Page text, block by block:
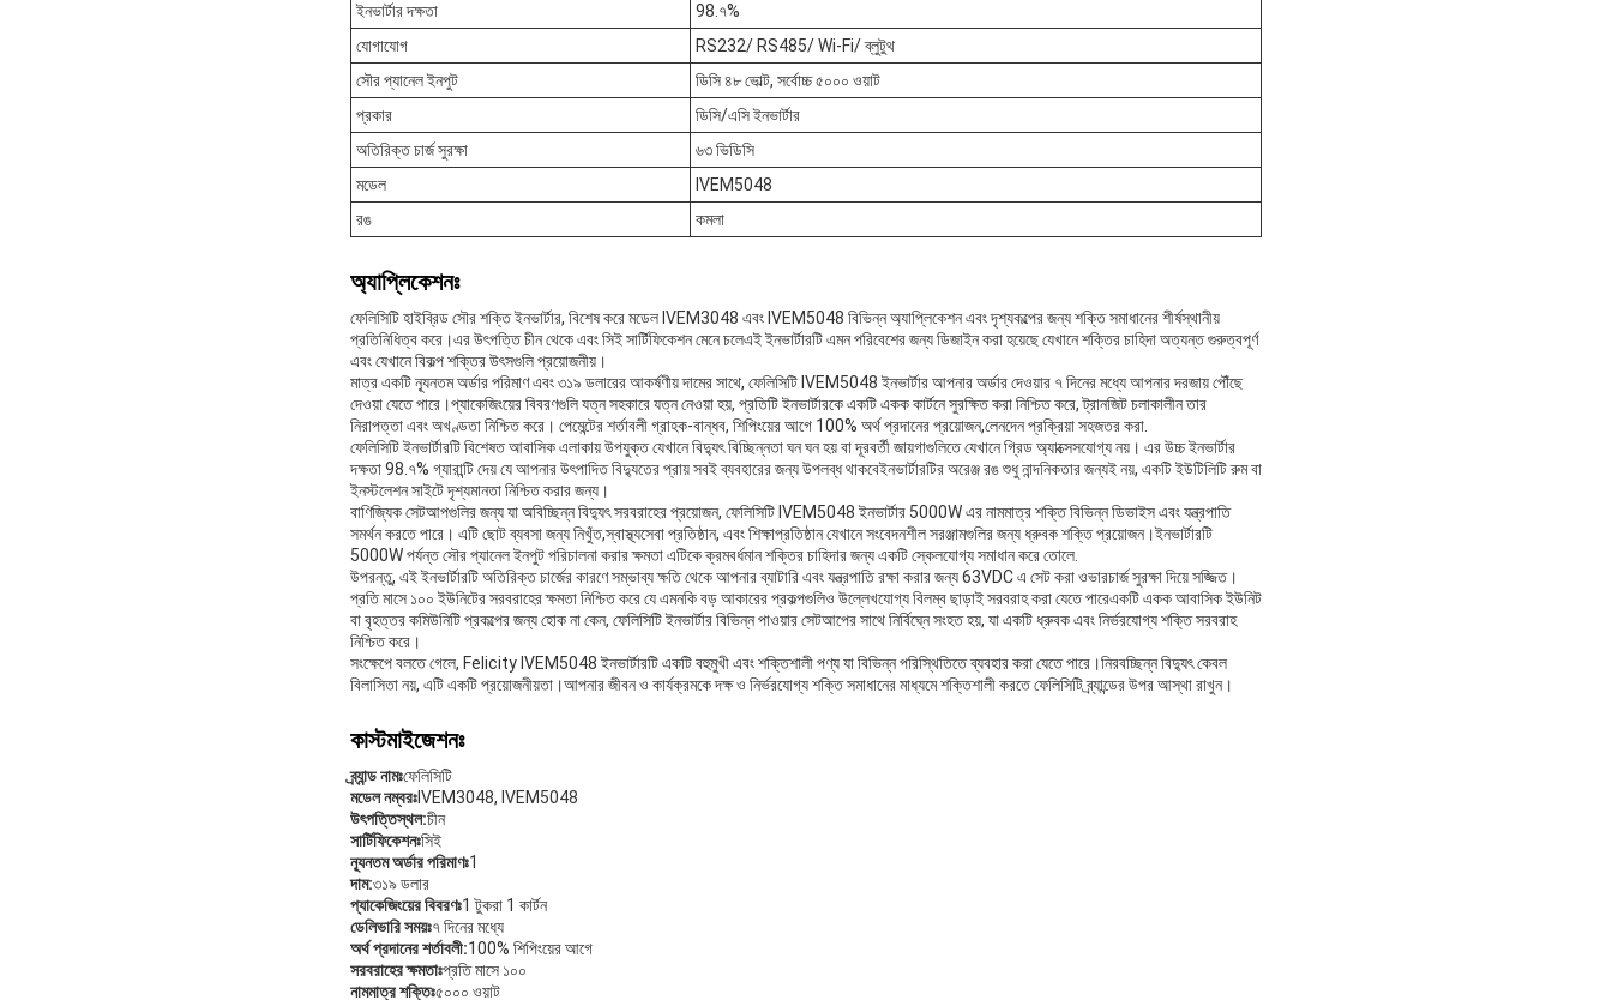
ইনভার্টার দক্ষতা
98.৭%
যোগাযোগ
RS232/ RS485/ Wi-Fi/ ব্লুটুথ
সৌর প্যানেল ইনপুট
ডিসি ৪৮ ভোল্ট, সর্বোচ্চ ৫০০০ ওয়াট
প্রকার
ডিসি/এসি ইনভার্টার
অতিরিক্ত চার্জ সুরক্ষা
৬৩ ভিডিসি
মডেল
IVEM5048
রঙ
কমলা
অ্যাপ্লিকেশনঃ
ফেলিসিটি হাইব্রিড সৌর শক্তি ইনভার্টার, বিশেষ করে মডেল IVEM3048 এবং IVEM5048 বিভিন্ন অ্যাপ্লিকেশন এবং দৃশ্যকল্পের জন্য শক্তি সমাধানের শীর্ষস্থানীয়
প্রতিনিধিত্ব করে।এর উৎপত্তি চীন থেকে এবং সিই সার্টিফিকেশন মেনে চলেএই ইনভার্টারটি এমন পরিবেশের জন্য ডিজাইন করা হয়েছে যেখানে শক্তির চাহিদা অত্যন্ত গুরুত্বপূর্ণ
এবং যেখানে বিকল্প শক্তির উৎসগুলি প্রয়োজনীয়।
মাত্র একটি ন্যূনতম অর্ডার পরিমাণ এবং ৩১৯ ডলারের আকর্ষণীয় দামের সাথে, ফেলিসিটি IVEM5048 ইনভার্টার আপনার অর্ডার দেওয়ার ৭ দিনের মধ্যে আপনার দরজায় পৌঁছে
দেওয়া যেতে পারে।প্যাকেজিংয়ের বিবরণগুলি যত্ন সহকারে যত্ন নেওয়া হয়, প্রতিটি ইনভার্টারকে একটি একক কার্টনে সুরক্ষিত করা নিশ্চিত করে, ট্রানজিট চলাকালীন তার
নিরাপত্তা এবং অখণ্ডতা নিশ্চিত করে। পেমেন্টের শর্তাবলী গ্রাহক-বান্ধব, শিপিংয়ের আগে 100% অর্থ প্রদানের প্রয়োজন,লেনদেন প্রক্রিয়া সহজতর করা.
ফেলিসিটি ইনভার্টারটি বিশেষত আবাসিক এলাকায় উপযুক্ত যেখানে বিদ্যুৎ বিচ্ছিন্নতা ঘন ঘন হয় বা দূরবর্তী জায়গাগুলিতে যেখানে গ্রিড অ্যাক্সেসযোগ্য নয়। এর উচ্চ ইনভার্টার
দক্ষতা 98.৭% গ্যারান্টি দেয় যে আপনার উৎপাদিত বিদ্যুতের প্রায় সবই ব্যবহারের জন্য উপলব্ধ থাকবেইনভার্টারটির অরেঞ্জ রঙ শুধু নান্দনিকতার জন্যই নয়, একটি ইউটিলিটি রুম বা
ইনস্টলেশন সাইটে দৃশ্যমানতা নিশ্চিত করার জন্য।
বাণিজ্যিক সেটআপগুলির জন্য যা অবিচ্ছিন্ন বিদ্যুৎ সরবরাহের প্রয়োজন, ফেলিসিটি IVEM5048 ইনভার্টার 5000W এর নামমাত্র শক্তি বিভিন্ন ডিভাইস এবং যন্ত্রপাতি
সমর্থন করতে পারে। এটি ছোট ব্যবসা জন্য নিখুঁত,স্বাস্থ্যসেবা প্রতিষ্ঠান, এবং শিক্ষাপ্রতিষ্ঠান যেখানে সংবেদনশীল সরঞ্জামগুলির জন্য ধ্রুবক শক্তি প্রয়োজন।ইনভার্টারটি
5000W পর্যন্ত সৌর প্যানেল ইনপুট পরিচালনা করার ক্ষমতা এটিকে ক্রমবর্ধমান শক্তির চাহিদার জন্য একটি স্কেলযোগ্য সমাধান করে তোলে.
উপরন্তু, এই ইনভার্টারটি অতিরিক্ত চার্জের কারণে সম্ভাব্য ক্ষতি থেকে আপনার ব্যাটারি এবং যন্ত্রপাতি রক্ষা করার জন্য 63VDC এ সেট করা ওভারচার্জ সুরক্ষা দিয়ে সজ্জিত।
প্রতি মাসে ১০০ ইউনিটের সরবরাহের ক্ষমতা নিশ্চিত করে যে এমনকি বড় আকারের প্রকল্পগুলিও উল্লেখযোগ্য বিলম্ব ছাড়াই সরবরাহ করা যেতে পারেএকটি একক আবাসিক ইউনিট
বা বৃহত্তর কমিউনিটি প্রকল্পের জন্য হোক না কেন, ফেলিসিটি ইনভার্টার বিভিন্ন পাওয়ার সেটআপের সাথে নির্বিঘ্নে সংহত হয়, যা একটি ধ্রুবক এবং নির্ভরযোগ্য শক্তি সরবরাহ
নিশ্চিত করে।
সংক্ষেপে বলতে গেলে, Felicity IVEM5048 ইনভার্টারটি একটি বহুমুখী এবং শক্তিশালী পণ্য যা বিভিন্ন পরিস্থিতিতে ব্যবহার করা যেতে পারে।নিরবচ্ছিন্ন বিদ্যুৎ কেবল
বিলাসিতা নয়, এটি একটি প্রয়োজনীয়তা।আপনার জীবন ও কার্যক্রমকে দক্ষ ও নির্ভরযোগ্য শক্তি সমাধানের মাধ্যমে শক্তিশালী করতে ফেলিসিটি ব্র্যান্ডের উপর আস্থা রাখুন।
কাস্টমাইজেশনঃ
ব্র্যান্ড নামঃফেলিসিটি
মডেল নম্বরঃIVEM3048, IVEM5048
উৎপত্তিস্থল:চীন
সার্টিফিকেশনঃসিই
ন্যূনতম অর্ডার পরিমাণঃ1
দাম:৩১৯ ডলার
প্যাকেজিংয়ের বিবরণঃ1 টুকরা 1 কার্টন
ডেলিভারি সময়ঃ৭ দিনের মধ্যে
অর্থ প্রদানের শর্তাবলী:100% শিপিংয়ের আগে
সরবরাহের ক্ষমতাঃপ্রতি মাসে ১০০
নামমাত্র শক্তিঃ৫০০০ ওয়াট